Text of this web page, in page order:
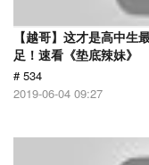
【越哥】这才是高中生
足！速看《垫底辣妹》
# 534
2019-06-04 09:27